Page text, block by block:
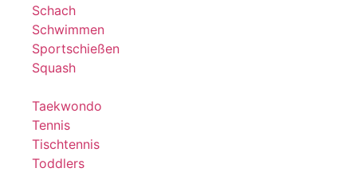
Schach
Schwimmen
Sportschießen
Squash
Taekwondo
Tennis
Tischtennis
Toddlers